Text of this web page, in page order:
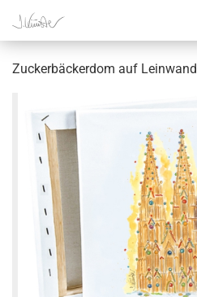
Zuckerbäckerdom auf Leinwand